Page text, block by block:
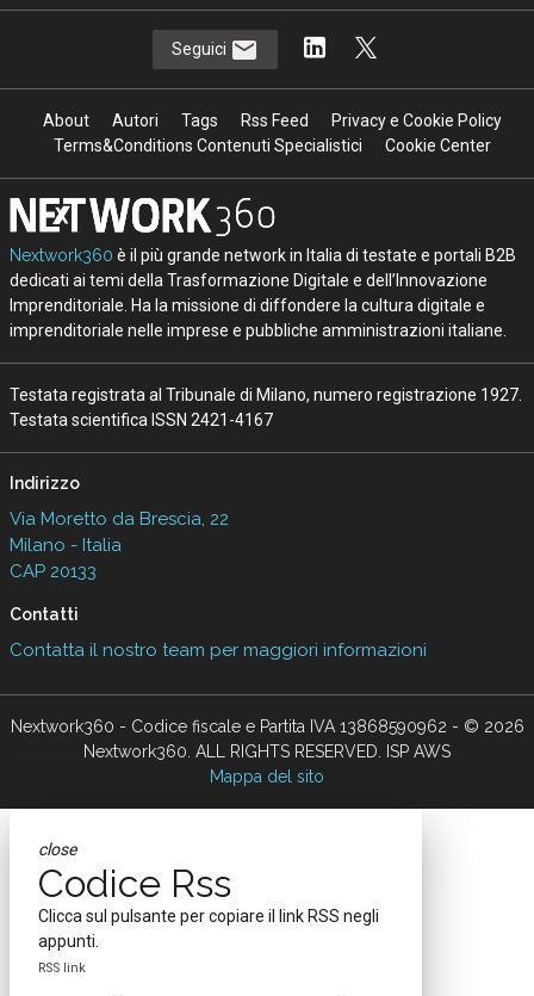
Seguici
About Autori Tags Rss Feed
Privacy e Cookie Policy
Terms&Conditions Contenuti Specialistici
Cookie Center
Nextwork360 è il più grande network in Italia di testate e portali B2B
dedicati ai temi della Trasformazione Digitale e dell’Innovazione
Imprenditoriale. Ha la missione di diffondere la cultura digitale e
imprenditoriale nelle imprese e pubbliche amministrazioni italiane.
Testata registrata al Tribunale di Milano, numero registrazione 1927.
Testata scientifica ISSN 2421-4167
Indirizzo
Via Moretto da Brescia, 22
Milano - Italia
CAP 20133
Contatti
Contatta il nostro team per maggiori informazioni
Nextwork360 - Codice fiscale e Partita IVA 13868590962 - © 2026
Nextwork360. ALL RIGHTS RESERVED. ISP AWS
Mappa del sito
close
Codice Rss
Clicca sul pulsante per copiare il link RSS negli
appunti.
RSS link